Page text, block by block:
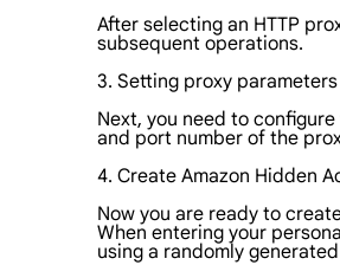
After selecting an HTTP
subsequent operations.
3. Setting proxy
Next, you need to
and port number of the
4. Create Amazon Hidden
Now you are ready to
When entering your
using a randomly